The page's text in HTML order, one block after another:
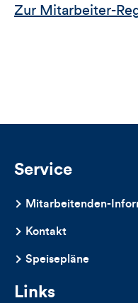
Zur Mitarbeiter-
Service
Mitarbeitenden-
Kontakt
Speisepläne
Links